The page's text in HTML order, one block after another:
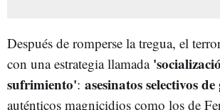
Después de romperse la tregua, el
con una estrategia llamada
sufrimiento': asesinatos selectivos
auténticos magnicidios como los de